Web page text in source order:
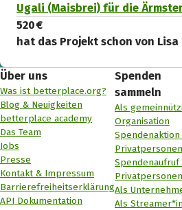
Ugali (Maisbrei) für die
520 €
hat das Projekt schon von
Über uns
Was ist betterplace.org?
Blog & Neuigkeiten
betterplace academy
Das Team
Jobs
Presse
Kontakt & Impressum
Barrierefreiheitserklärung
API Dokumentation
Spenden
sammeln
Als
Organisation
Privatpersonen
Spendenaufruf
Privatpersonen
Als
Als Streamer*in